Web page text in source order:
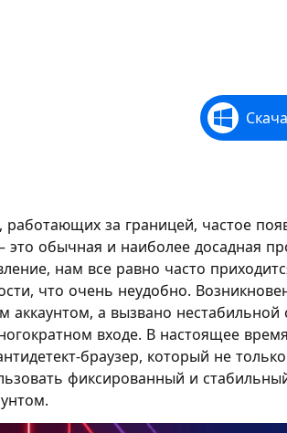
работающих за границей, частое
это обычная и наиболее досадная
нам все равно часто
что очень неудобно.
аккаунтом, а вызвано
входе. В настоящее
браузер, который не
фиксированный и